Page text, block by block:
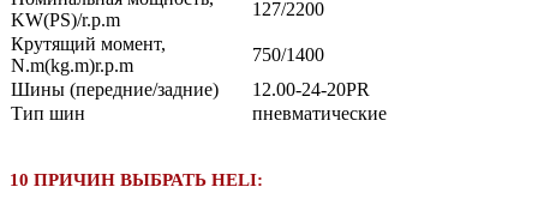
KW(PS)/r.p.m
127/2200
Крутящий момент,
N.m(kg.m)r.p.m
750/1400
Шины (передние/задние)
12.00-24-20PR
Тип шин
пневматические
10 ПРИЧИН ВЫБРАТЬ HELI: